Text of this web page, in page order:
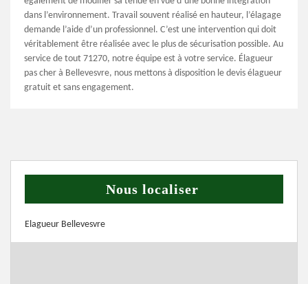
dans l’environnement. Travail souvent réalisé en hauteur, l’élagage
demande l’aide d’un professionnel. C’est une intervention qui doit
véritablement être réalisée avec le plus de sécurisation possible. Au
service de tout 71270, notre équipe est à votre service. Élagueur
pas cher à Bellevesvre, nous mettons à disposition le devis élagueur
gratuit et sans engagement.
Nous localiser
Elagueur Bellevesvre